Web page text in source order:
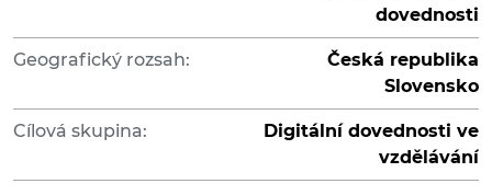
dovednosti
Geografický rozsah:
Česká republika
Slovensko
Cílová skupina:
Digitální dovednosti ve
vzdělávání